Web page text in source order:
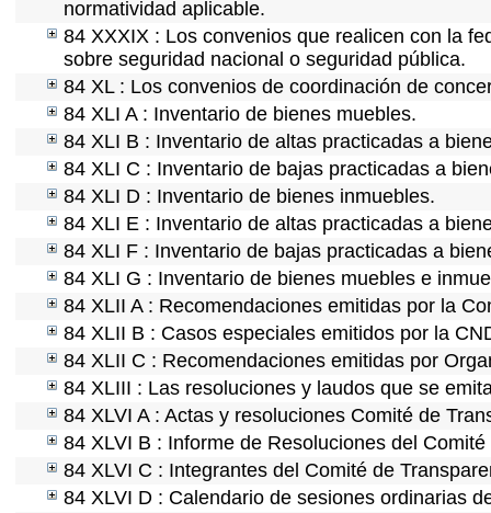
normatividad aplicable.
84 XXXIX : Los convenios que realicen con la
sobre seguridad nacional o seguridad pública.
84 XL : Los convenios de coordinación de
84 XLI A : Inventario de bienes muebles.
84 XLI B : Inventario de altas practicadas a
84 XLI C : Inventario de bajas practicadas a
84 XLI D : Inventario de bienes inmuebles.
84 XLI E : Inventario de altas practicadas a
84 XLI F : Inventario de bajas practicadas a
84 XLI G : Inventario de bienes muebles e
84 XLII A : Recomendaciones emitidas por la
84 XLII B : Casos especiales emitidos por la
84 XLII C : Recomendaciones emitidas por
84 XLIII : Las resoluciones y laudos que se
84 XLVI A : Actas y resoluciones Comité de
84 XLVI B : Informe de Resoluciones del
84 XLVI C : Integrantes del Comité de
84 XLVI D : Calendario de sesiones ordinarias